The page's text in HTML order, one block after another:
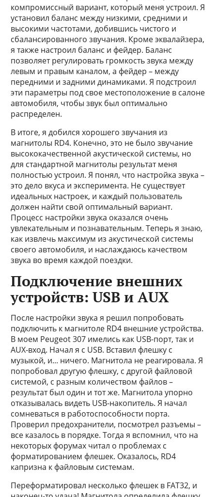
компромиссный вариант, который меня устроил. Я
установил баланс между низкими, средними и
высокими частотами, добившись чистого и
сбалансированного звучания. Кроме эквалайзера,
я также настроил баланс и фейдер. Баланс
позволяет регулировать громкость звука между
левым и правым каналом, а фейдер – между
передними и задними динамиками. Я подстроил
эти параметры под свое местоположение в салоне
автомобиля, чтобы звук был оптимально
распределен.
В итоге, я добился хорошего звучания из
магнитолы RD4. Конечно, это не было звучание
высококачественной акустической системы, но
для стандартной магнитолы результат меня
полностью устроил. Я понял, что настройка звука –
это дело вкуса и эксперимента. Не существует
идеальных настроек, и каждый пользователь
должен найти свой оптимальный вариант.
Процесс настройки звука оказался очень
увлекательным и познавательным. Теперь я знаю,
как извлечь максимум из акустической системы
своего автомобиля, и наслаждаюсь качеством
звука во время каждой поездки.
Подключение внешних
устройств: USB и AUX
После настройки звука я решил попробовать
подключить к магнитоле RD4 внешние устройства.
В моем Peugeot 307 имелись как USB-порт, так и
AUX-вход. Начал я с USB. Вставил флешку с
музыкой, и... ничего. Магнитола не реагировала. Я
попробовал другую флешку, с другой файловой
системой, с разным количеством файлов –
результат был один и тот же. Магнитола упорно
отказывалась видеть USB-накопитель. Я начал
сомневаться в работоспособности порта.
Проверил предохранители, посмотрел разъемы –
все казалось в порядке. Тогда я вспомнил, что на
некоторых форумах читал о проблемах с
форматированием флешек. Оказалось, RD4
капризна к файловым системам.
Переформатировал несколько флешек в FAT32, и